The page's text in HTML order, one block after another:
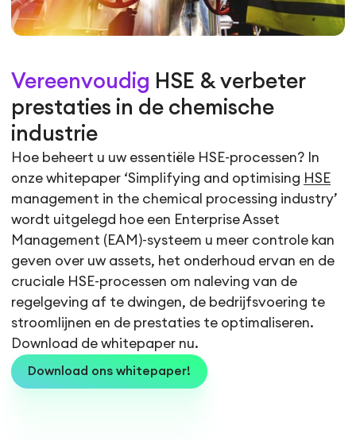
Vereenvoudig HSE & verbeter
prestaties in de chemische
industrie
Hoe beheert u uw essentiële HSE-processen? In
onze whitepaper ‘Simplifying and optimising HSE
management in the chemical processing industry’
wordt uitgelegd hoe een Enterprise Asset
Management (EAM)-systeem u meer controle kan
geven over uw assets, het onderhoud ervan en de
cruciale HSE-processen om naleving van de
regelgeving af te dwingen, de bedrijfsvoering te
stroomlijnen en de prestaties te optimaliseren.
Download de whitepaper nu.
Download ons whitepaper!